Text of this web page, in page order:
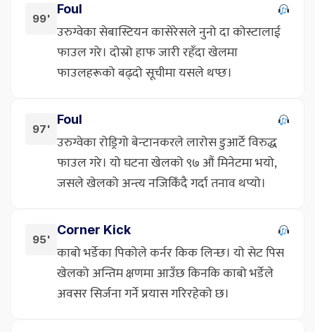
99'
Foul
उरुग्वेका सेबास्टियन कासेरेसले नुनो दा कोस्टालाई
फाउल गरे। दोस्रो हाफ जारी रहँदा खेलमा
फाउलहरूको बढ्दो सूचीमा यसले थप्छ।
97'
Foul
उरुग्वेका रोड्रिगो बेन्टानकरले लारोस डुआर्टे विरुद्ध
फाउल गरे। यो घटना खेलको ९७ औं मिनेटमा भयो,
जसले खेलको अन्त्य नजिकिँदै गर्दा तनाव थप्यो।
95'
Corner Kick
काबो भर्डेका पिकोले कर्नर किक लिन्छ। यो सेट पिस
खेलको अन्तिम क्षणमा आउँछ किनकि काबो भर्डेले
अवसर सिर्जना गर्ने प्रयास गरिरहेको छ।